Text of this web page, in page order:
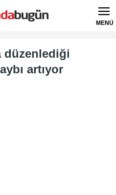
MENÜ
düzenlediği
artıyor